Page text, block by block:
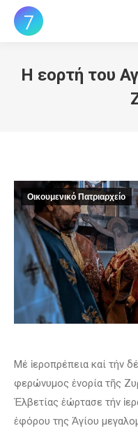
Η εορτή του
Οικουμενικό Πατριαρχείο
Μέ ἱεροπρέπεια καί τήν
φερώνυμος ἐνορία τῆς
Ἑλβετίας ἑώρτασε τήν
ἐφόρου της Ἁγίου